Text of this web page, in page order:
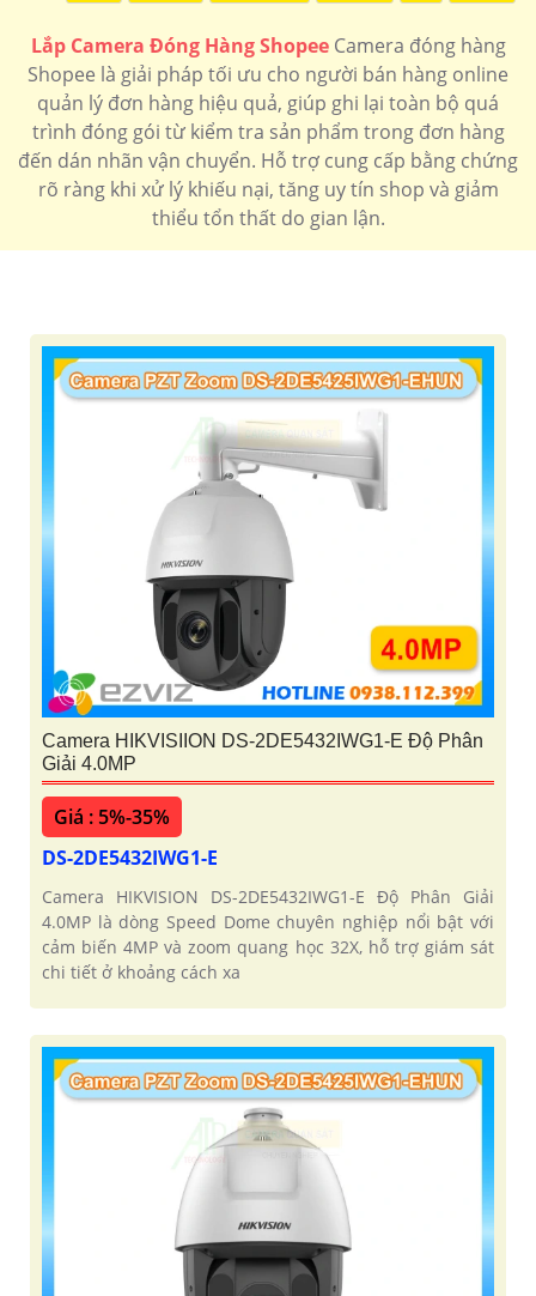
'
Lắp Camera Đóng Hàng ShopeeCamera đóng hàng
Shopee là giải pháp tối ưu cho người bán hàng online
quản lý đơn hàng hiệu quả, giúp ghi lại toàn bộ quá
trình đóng gói từ kiểm tra sản phẩm trong đơn hàng
đến dán nhãn vận chuyển. Hỗ trợ cung cấp bằng chứng
rõ ràng khi xử lý khiếu nại, tăng uy tín shop và giảm
thiểu tổn thất do gian lận.
Camera HIKVISIION DS-2DE5432IWG1-E Độ Phân
Giải 4.0MP
Giá : 5%-35%
DS-2DE5432IWG1-E
Camera HIKVISION DS-2DE5432IWG1-E Độ Phân Giải
4.0MP là dòng Speed Dome chuyên nghiệp nổi bật với
cảm biến 4MP và zoom quang học 32X, hỗ trợ giám sát
chi tiết ở khoảng cách xa